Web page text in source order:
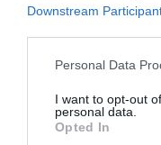
Downstream
Please note that this
not limited to your visit
grant or deny consent
use your data for
Personal Data
I want to opt-out
personal data.
Opted In